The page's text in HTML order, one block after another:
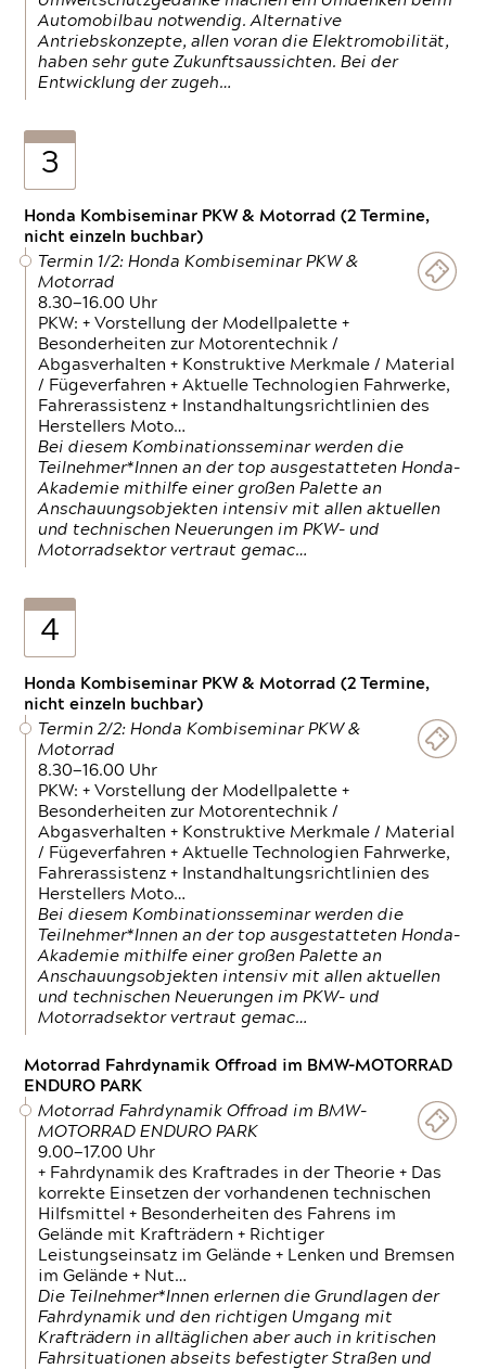
Automobilbau notwendig. Alternative
Antriebskonzepte, allen voran die Elektromobilität,
haben sehr gute Zukunftsaussichten. Bei der
Entwicklung der zugeh…
3
Honda Kombiseminar PKW & Motorrad (2 Termine,
nicht einzeln buchbar)
Termin 1/2: Honda Kombiseminar PKW &
Motorrad
8.30—16.00 Uhr
PKW: + Vorstellung der Modellpalette +
Besonderheiten zur Motorentechnik /
Abgasverhalten + Konstruktive Merkmale / Material
/ Fügeverfahren + Aktuelle Technologien Fahrwerke,
Fahrerassistenz + Instandhaltungsrichtlinien des
Herstellers Moto…
Bei diesem Kombinationsseminar werden die
Teilnehmer*Innen an der top ausgestatteten Honda-
Akademie mithilfe einer großen Palette an
Anschauungsobjekten intensiv mit allen aktuellen
und technischen Neuerungen im PKW- und
Motorradsektor vertraut gemac…
4
Honda Kombiseminar PKW & Motorrad (2 Termine,
nicht einzeln buchbar)
Termin 2/2: Honda Kombiseminar PKW &
Motorrad
8.30—16.00 Uhr
PKW: + Vorstellung der Modellpalette +
Besonderheiten zur Motorentechnik /
Abgasverhalten + Konstruktive Merkmale / Material
/ Fügeverfahren + Aktuelle Technologien Fahrwerke,
Fahrerassistenz + Instandhaltungsrichtlinien des
Herstellers Moto…
Bei diesem Kombinationsseminar werden die
Teilnehmer*Innen an der top ausgestatteten Honda-
Akademie mithilfe einer großen Palette an
Anschauungsobjekten intensiv mit allen aktuellen
und technischen Neuerungen im PKW- und
Motorradsektor vertraut gemac…
Motorrad Fahrdynamik Offroad im BMW-MOTORRAD
ENDURO PARK
Motorrad Fahrdynamik Offroad im BMW-
MOTORRAD ENDURO PARK
9.00—17.00 Uhr
+ Fahrdynamik des Kraftrades in der Theorie + Das
korrekte Einsetzen der vorhandenen technischen
Hilfsmittel + Besonderheiten des Fahrens im
Gelände mit Krafträdern + Richtiger
Leistungseinsatz im Gelände + Lenken und Bremsen
im Gelände + Nut…
Die Teilnehmer*Innen erlernen die Grundlagen der
Fahrdynamik und den richtigen Umgang mit
Krafträdern in alltäglichen aber auch in kritischen
Fahrsituationen abseits befestigter Straßen und